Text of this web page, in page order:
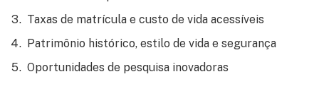
Taxas de matrícula e custo de vida acessíveis
Patrimônio histórico, estilo de vida e segurança
Oportunidades de pesquisa inovadoras